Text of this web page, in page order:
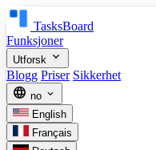
TasksBoard
Funksjoner
Utforsk expand_more
Blogg Priser Sikkerhet
language no expand_more
English
Français